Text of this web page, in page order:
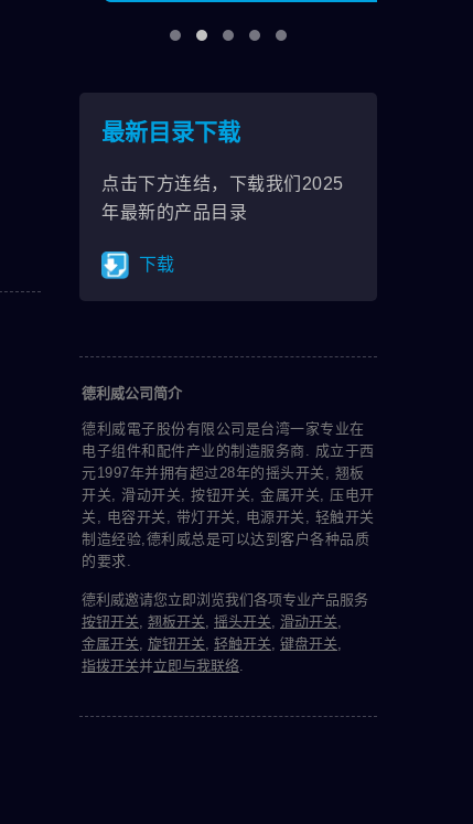
最新目录下载
点击下方连结，下载我们2025
年最新的产品目录
下载
德利威公司简介
德利威電子股份有限公司是台湾一家专业在
电子组件和配件产业的制造服务商. 成立于西
元1997年并拥有超过28年的摇头开关, 翘板
开关, 滑动开关, 按钮开关, 金属开关, 压电开
关, 电容开关, 带灯开关, 电源开关, 轻触开关
制造经验,德利威总是可以达到客户各种品质
的要求.
德利威邀请您立即浏览我们各项专业产品服务
按钮开关, 翘板开关, 摇头开关, 滑动开关,
金属开关, 旋钮开关, 轻触开关, 键盘开关,
指拨开关并立即与我联络.